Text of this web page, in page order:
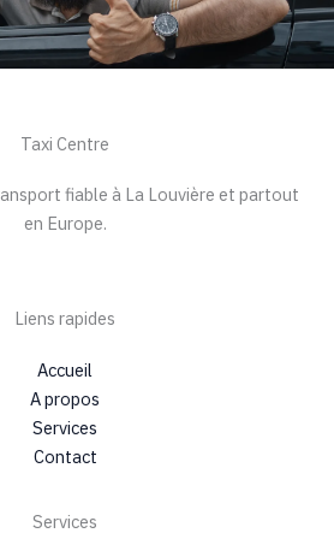
Taxi Centre
fiable à La Louvière et partout
en Europe.
Liens rapides
Accueil
A propos
Services
Contact
Services